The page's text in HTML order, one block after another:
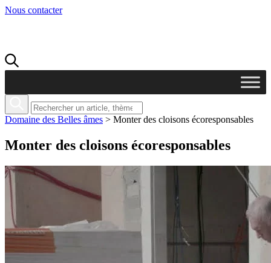
Nous contacter
Domaine des Belles âmes > Monter des cloisons écoresponsables
Monter des cloisons écoresponsables